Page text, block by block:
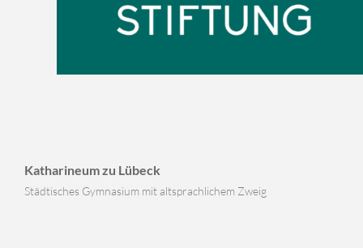
Katharineum zu Lübeck
Städtisches Gymnasium mit altsprachlichem Zweig